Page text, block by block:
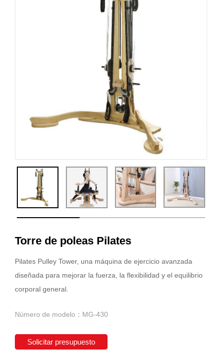
Torre de poleas Pilates
Pilates Pulley Tower, una máquina de ejercicio avanzada
diseñada para mejorar la fuerza, la flexibilidad y el equilibrio
corporal general.
Número de modelo：MG-430
Solicitar presupuesto